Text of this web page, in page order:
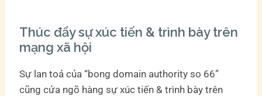
Thúc đẩy sự xúc tiến & trình bày trên
mạng xã hội
Sự lan toả của “bong domain authority so 66”
cũng cửa ngõ hàng sự xúc tiến & trình bày trên